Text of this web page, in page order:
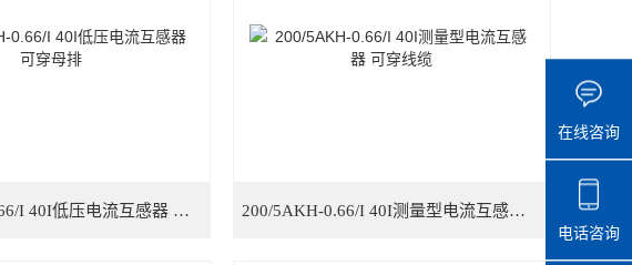
250/5AKH-0.66/I 40I低压电流互感器 可穿母排 200/5AKH-0.66/I 40I测量型电流互感器 可穿线缆
在线咨询
电话咨询